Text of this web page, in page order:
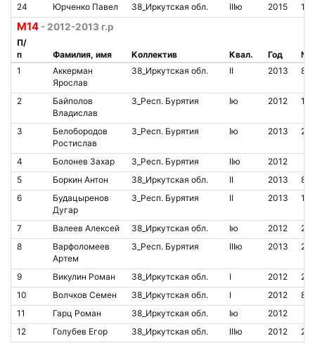
24
Юрченко Павел 38_Иркутская обл. IIIю 2015
M14 - 2012-2013 г.р
П/
п
Фамилия, имя Коллектив Квал. Год
№
1
Аккерман
Ярослав
38_Иркутская обл. II 2013
2
Байполов
Владислав
3_Респ. Бурятия Iю 2012
3
Белобородов
Ростислав
3_Респ. Бурятия Iю 2013
4 Болонев Захар 3_Респ. Бурятия IIю
2012
5
Боркин Антон 38_Иркутская обл. II 2013
6
Будацыренов
Дугар
3_Респ. Бурятия II 2013
7 Валеев Алексей 38_Иркутская обл. Iю 2012
8
Варфоломеев
Артем
3_Респ. Бурятия IIIю 2013
9 Викулин Роман 38_Иркутская обл. I 2012
10
Волчков Семен 38_Иркутская обл. I 2012
11
Гарц Роман 38_Иркутская обл. Iю
2012
12
Голубев Егор 38_Иркутская обл. IIIю 2012